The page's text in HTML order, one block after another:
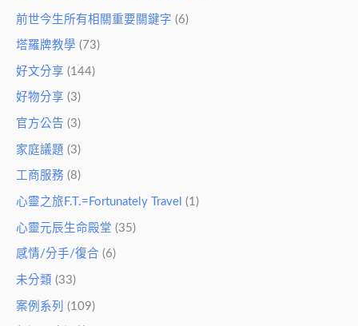
前世今生所有相關重要關鍵字 (6)
塔羅牌教學 (73)
好文分享 (144)
好物分享 (3)
官方公告 (3)
家庭議題 (3)
工商服務 (8)
心靈之旅F.T.=Fortunately Travel (1)
心靈元辰生命殿堂 (35)
感情/分手/復合 (6)
未分類 (33)
案例系列 (109)